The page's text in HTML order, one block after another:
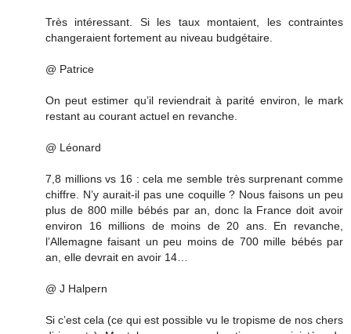
Très intéressant. Si les taux montaient, les contraintes
changeraient fortement au niveau budgétaire.
@ Patrice
On peut estimer qu’il reviendrait à parité environ, le mark
restant au courant actuel en revanche.
@ Léonard
7,8 millions vs 16 : cela me semble très surprenant comme
chiffre. N’y aurait-il pas une coquille ? Nous faisons un peu
plus de 800 mille bébés par an, donc la France doit avoir
environ 16 millions de moins de 20 ans. En revanche,
l’Allemagne faisant un peu moins de 700 mille bébés par
an, elle devrait en avoir 14…
@ J Halpern
Si c’est cela (ce qui est possible vu le tropisme de nos chers